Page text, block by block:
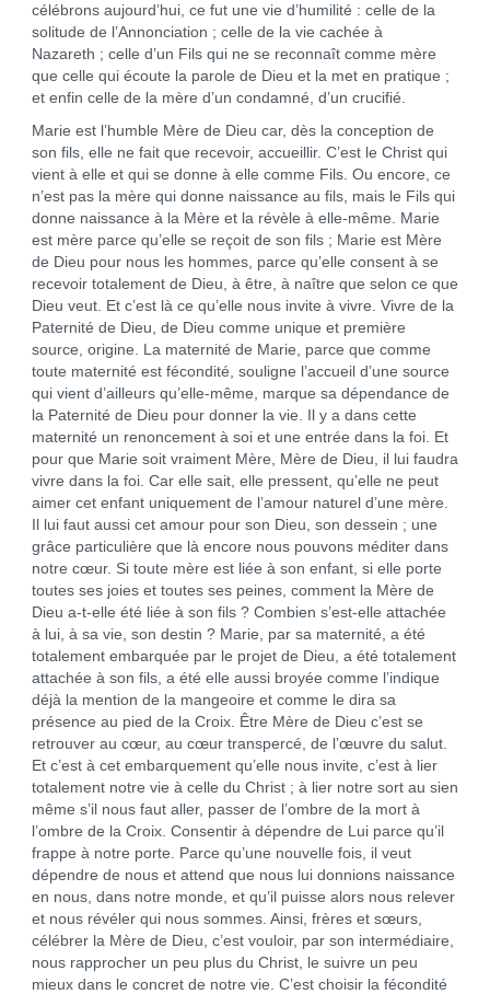
célébrons aujourd’hui, ce fut une vie d’humilité : celle de la
solitude de l’Annonciation ; celle de la vie cachée à
Nazareth ; celle d’un Fils qui ne se reconnaît comme mère
que celle qui écoute la parole de Dieu et la met en pratique ;
et enfin celle de la mère d’un condamné, d’un crucifié.
Marie est l’humble Mère de Dieu car, dès la conception de
son fils, elle ne fait que recevoir, accueillir. C’est le Christ qui
vient à elle et qui se donne à elle comme Fils. Ou encore, ce
n’est pas la mère qui donne naissance au fils, mais le Fils qui
donne naissance à la Mère et la révèle à elle-même. Marie
est mère parce qu’elle se reçoit de son fils ; Marie est Mère
de Dieu pour nous les hommes, parce qu’elle consent à se
recevoir totalement de Dieu, à être, à naître que selon ce que
Dieu veut. Et c’est là ce qu’elle nous invite à vivre. Vivre de la
Paternité de Dieu, de Dieu comme unique et première
source, origine. La maternité de Marie, parce que comme
toute maternité est fécondité, souligne l’accueil d’une source
qui vient d’ailleurs qu’elle-même, marque sa dépendance de
la Paternité de Dieu pour donner la vie. Il y a dans cette
maternité un renoncement à soi et une entrée dans la foi. Et
pour que Marie soit vraiment Mère, Mère de Dieu, il lui faudra
vivre dans la foi. Car elle sait, elle pressent, qu’elle ne peut
aimer cet enfant uniquement de l’amour naturel d’une mère.
Il lui faut aussi cet amour pour son Dieu, son dessein ; une
grâce particulière que là encore nous pouvons méditer dans
notre cœur. Si toute mère est liée à son enfant, si elle porte
toutes ses joies et toutes ses peines, comment la Mère de
Dieu a-t-elle été liée à son fils ? Combien s’est-elle attachée
à lui, à sa vie, son destin ? Marie, par sa maternité, a été
totalement embarquée par le projet de Dieu, a été totalement
attachée à son fils, a été elle aussi broyée comme l’indique
déjà la mention de la mangeoire et comme le dira sa
présence au pied de la Croix. Être Mère de Dieu c’est se
retrouver au cœur, au cœur transpercé, de l’œuvre du salut.
Et c’est à cet embarquement qu’elle nous invite, c’est à lier
totalement notre vie à celle du Christ ; à lier notre sort au sien
même s’il nous faut aller, passer de l’ombre de la mort à
l’ombre de la Croix. Consentir à dépendre de Lui parce qu’il
frappe à notre porte. Parce qu’une nouvelle fois, il veut
dépendre de nous et attend que nous lui donnions naissance
en nous, dans notre monde, et qu’il puisse alors nous relever
et nous révéler qui nous sommes. Ainsi, frères et sœurs,
célébrer la Mère de Dieu, c’est vouloir, par son intermédiaire,
nous rapprocher un peu plus du Christ, le suivre un peu
mieux dans le concret de notre vie. C’est choisir la fécondité